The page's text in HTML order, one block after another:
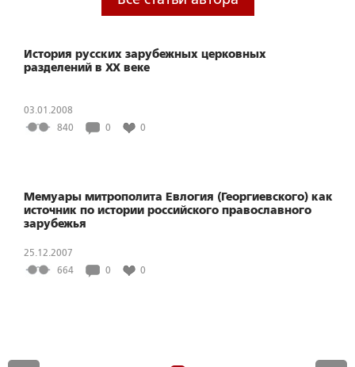
История русских зарубежных церковных
разделений в ХХ веке
03.01.2008
840
0 0
Мемуары митрополита Евлогия (Георгиевского) как
источник по истории российского православного
зарубежья
25.12.2007
664
0 0